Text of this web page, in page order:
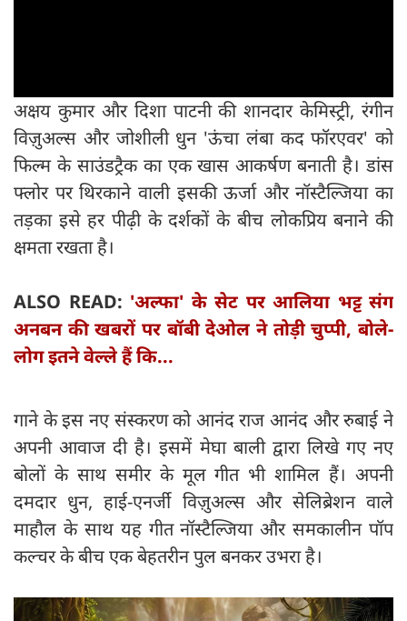
अक्षय कुमार और दिशा पाटनी की शानदार केमिस्ट्री, रंगीन
विज़ुअल्स और जोशीली धुन 'ऊंचा लंबा कद फॉरएवर' को
फिल्म के साउंडट्रैक का एक खास आकर्षण बनाती है। डांस
फ्लोर पर थिरकाने वाली इसकी ऊर्जा और नॉस्टैल्जिया का
तड़का इसे हर पीढ़ी के दर्शकों के बीच लोकप्रिय बनाने की
क्षमता रखता है।
ALSO READ: 'अल्फा' के सेट पर आलिया भट्ट संग
अनबन की खबरों पर बॉबी देओल ने तोड़ी चुप्पी, बोले-
लोग इतने वेल्ले हैं कि...
गाने के इस नए संस्करण को आनंद राज आनंद और रुबाई ने
अपनी आवाज दी है। इसमें मेघा बाली द्वारा लिखे गए नए
बोलों के साथ समीर के मूल गीत भी शामिल हैं। अपनी
दमदार धुन, हाई-एनर्जी विज़ुअल्स और सेलिब्रेशन वाले
माहौल के साथ यह गीत नॉस्टैल्जिया और समकालीन पॉप
कल्चर के बीच एक बेहतरीन पुल बनकर उभरा है।